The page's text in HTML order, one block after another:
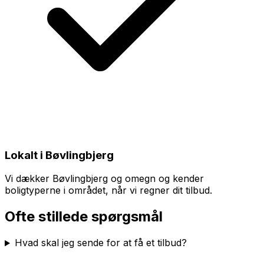
Lokalt i Bøvlingbjerg
Vi dækker Bøvlingbjerg og omegn og kender
boligtyperne i området, når vi regner dit tilbud.
Ofte stillede spørgsmål
Hvad skal jeg sende for at få et tilbud?